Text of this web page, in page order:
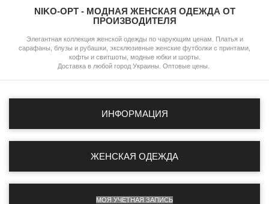
NIKO-OPT - МОДНАЯ ЖЕНСКАЯ ОДЕЖДА ОТ
ПРОИЗВОДИТЕЛЯ
Элегантная коллекция женской одежды по чарующим ценам. Платья и
сарафаны, блузы и рубашки, эксклюзивные женские футболки с принтами,
кофты и свитшоты, модные юбки и шорты.
Доставка в любой город Украины. Оптовые цены.
ИНФОРМАЦИЯ
ЖЕНСКАЯ ОДЕЖДА
МОЯ УЧЕТНАЯ ЗАПИСЬ